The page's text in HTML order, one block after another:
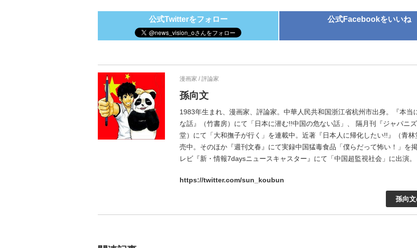
公式Twitterをフォロー 公式Facebookをいいね
漫画家 / 評論家
孫向文
1983年生まれ、漫画家、評論家。中華人民共和国浙江省杭州市出身。『本当
な話』（竹書房）にて「日本に潜む!!中国の危ない話」、 隔月刊『ジャパニ
堂）にて「大和撫子が行く」を連載中。近著『日本人に帰化したい!!』（青林
売中。そのほか『週刊文春』にて実録中国猛毒食品「僕らだって怖い！」を
レビ『新・情報7daysニュースキャスター』にて「中国超監視社会」に出演。
https://twitter.com/sun_koubun
孫向